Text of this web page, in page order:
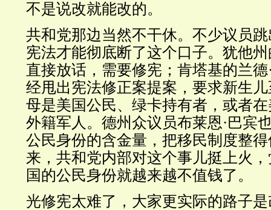
不是说改就能改的。
共和党那边当然不干休。不少议员
宪法才能彻底断了这个口子。犹他
直接放话，需要修宪；肯塔基的兰
经甩出宪法修正案提案，要求新生
母是美国公民、绿卡持有者，或者
外籍军人。德州众议员布莱恩·巴宾
公民身份的含金量，把移民制度整
来，共和党内部对这个事儿挺上火
国的公民身份就越来越不值钱了。
光修宪太难了，大家更实际的路子